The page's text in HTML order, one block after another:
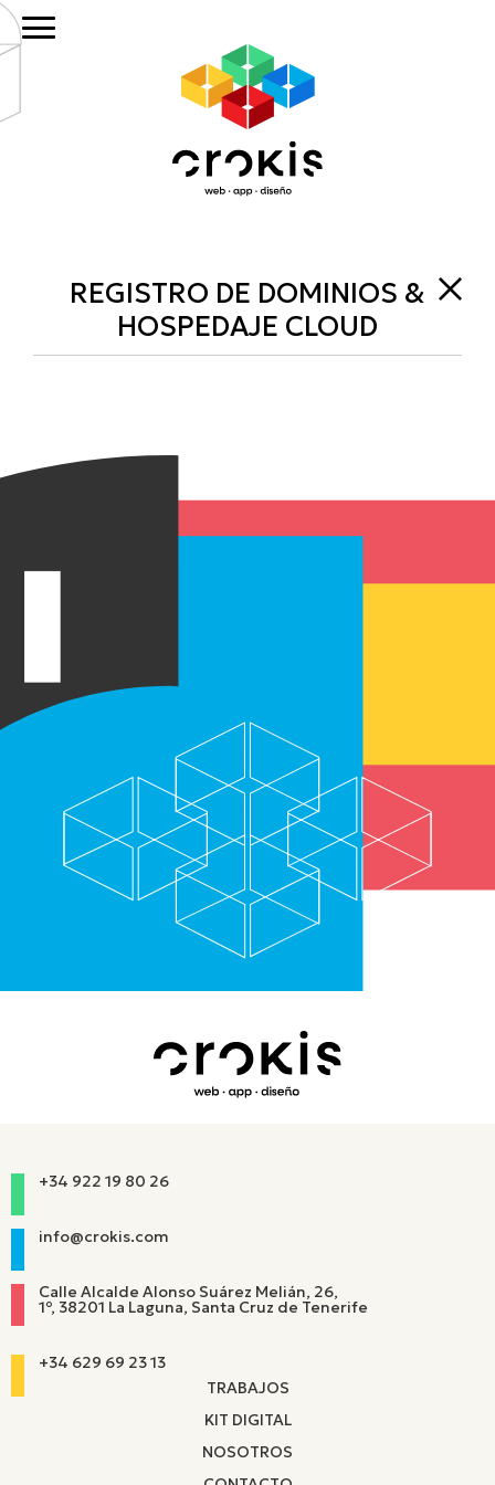
Saltar
al
principal
Saltar
al
de
REGISTRO DE DOMINIOS &
HOSPEDAJE CLOUD
+34 922 19 80 26
info@crokis.com
Calle Alcalde Alonso Suárez Melián, 26,
1º, 38201 La Laguna, Santa Cruz de Tenerife
+34 629 69 23 13
TRABAJOS
KIT DIGITAL
NOSOTROS